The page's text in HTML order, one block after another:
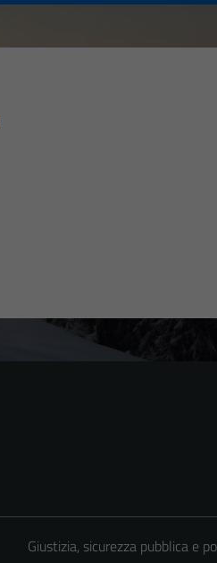
Giustizia, sicurezza pubblica e